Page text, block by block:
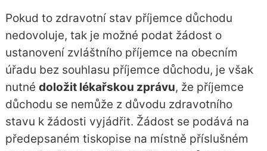
Pokud to zdravotní stav příjemce důchodu
nedovoluje, tak je možné podat žádost o
ustanovení zvláštního příjemce na obecním
úřadu bez souhlasu příjemce důchodu, je však
nutné doložit lékařskou zprávu, že příjemce
důchodu se nemůže z důvodu zdravotního
stavu k žádosti vyjádřit. Žádost se podává na
předepsaném tiskopise na místně příslušném